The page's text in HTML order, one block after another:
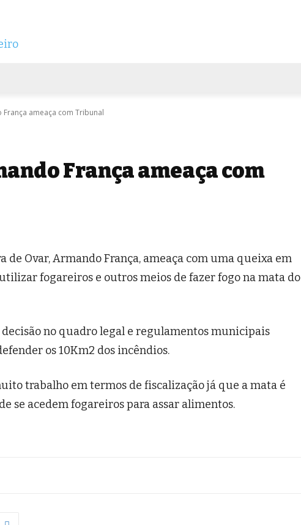
França ameaça com Tribunal
França ameaça com
de Ovar, Armando França, ameaça com uma queixa em
fogareiros e outros meios de fazer fogo na mata do
no quadro legal e regulamentos municipais
os 10Km2 dos incêndios.
trabalho em termos de fiscalização já que a mata é
se acedem fogareiros para assar alimentos.